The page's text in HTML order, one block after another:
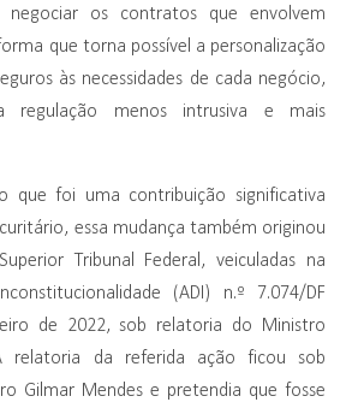
os contratos que envolvem
que torna possível a personalização
às necessidades de cada negócio,
regulação menos intrusiva e mais
que foi uma contribuição significativa
essa mudança também originou
Tribunal Federal, veiculadas na
(ADI) n.º 7.074/DF
de 2022, sob relatoria do Ministro
relatoria da referida ação ficou sob
Gilmar Mendes e pretendia que fosse